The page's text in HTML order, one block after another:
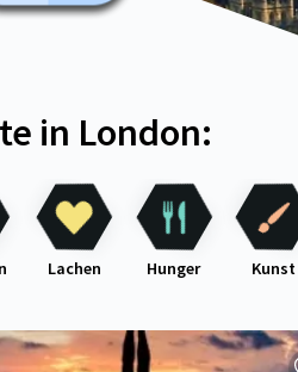
in London:
Lachen Hunger Kunst